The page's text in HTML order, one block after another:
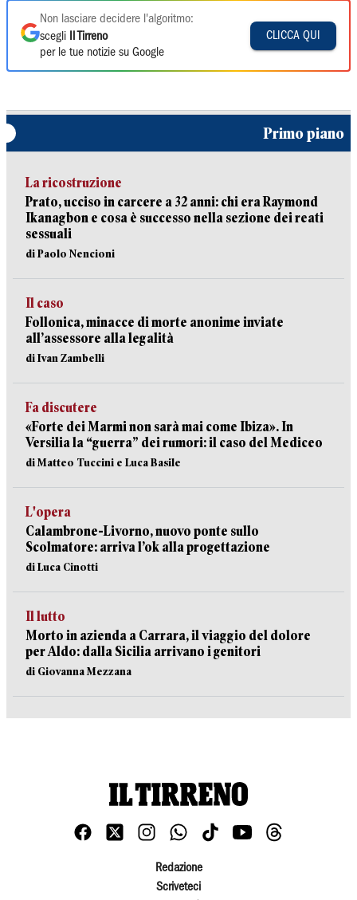
Non lasciare decidere l'algoritmo:
scegli
Il Tirreno
per le tue notizie su Google
CLICCA QUI
Primo piano
La ricostruzione
Prato, ucciso in carcere a 32 anni: chi era Raymond
Ikanagbon e cosa è successo nella sezione dei reati
sessuali
di Paolo Nencioni
Il caso
Follonica, minacce di morte anonime inviate
all’assessore alla legalità
di Ivan Zambelli
Fa discutere
«Forte dei Marmi non sarà mai come Ibiza». In
Versilia la “guerra” dei rumori: il caso del Mediceo
di Matteo Tuccini e Luca Basile
L'opera
Calambrone-Livorno, nuovo ponte sullo
Scolmatore: arriva l’ok alla progettazione
di Luca Cinotti
Il lutto
Morto in azienda a Carrara, il viaggio del dolore
per Aldo: dalla Sicilia arrivano i genitori
di Giovanna Mezzana
Redazione
Scriveteci